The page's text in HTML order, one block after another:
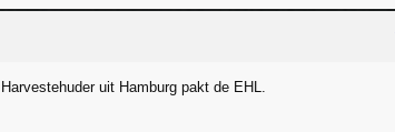
Harvestehuder uit Hamburg pakt de EHL.